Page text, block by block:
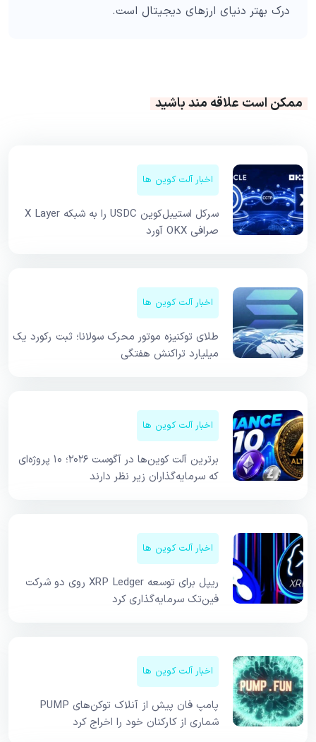
درک بهتر دنیای ارزهای دیجیتال است.
ممکن است علاقه مند باشید
اخبار آلت کوین ها
سرکل استیبل‌کوین USDC را به شبکه X Layer
صرافی OKX آورد
اخبار آلت کوین ها
طلای توکنیزه موتور محرک سولانا؛ ثبت رکورد یک
میلیارد تراکنش هفتگی
اخبار آلت کوین ها
برترین آلت کوین‌ها در آگوست ۲۰۲۶؛ ۱۰ پروژه‌ای
که سرمایه‌گذاران زیر نظر دارند
اخبار آلت کوین ها
ریپل برای توسعه XRP Ledger روی دو شرکت
فین‌تک سرمایه‌گذاری کرد
اخبار آلت کوین ها
پامپ فان پیش از آنلاک توکن‌های PUMP
شماری از کارکنان خود را اخراج کرد